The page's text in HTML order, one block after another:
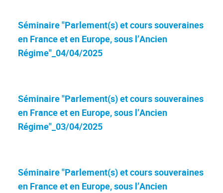
Séminaire "Parlement(s) et cours souveraines
en France et en Europe, sous l’Ancien
Régime"_04/04/2025
Séminaire "Parlement(s) et cours souveraines
en France et en Europe, sous l’Ancien
Régime"_03/04/2025
Séminaire "Parlement(s) et cours souveraines
en France et en Europe, sous l’Ancien